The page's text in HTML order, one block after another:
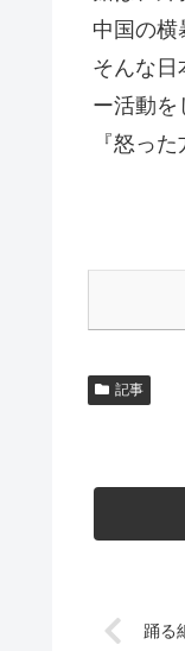
中国の横
そんな日
ー活動を
『怒っ
記事
踊る